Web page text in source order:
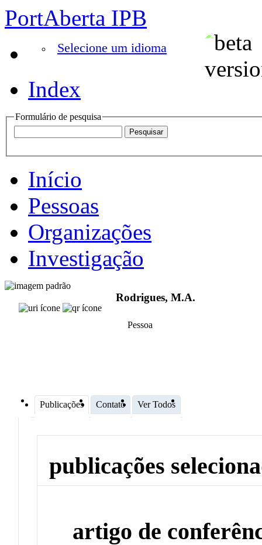
PortAberta IPB
Selecione um idioma
Index
Formulário de pesquisa
Início
Pessoas
Organizações
Investigação
Rodrigues, M.A.
Pessoa
Publicações Contato Ver Todos
publicações
artigo de